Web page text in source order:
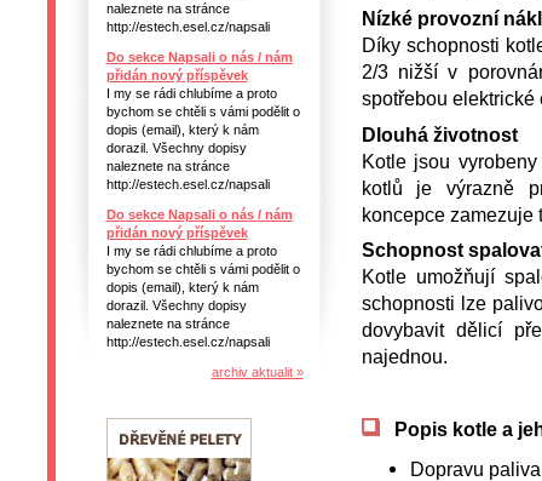
naleznete na stránce
http://estech.esel.cz/napsali
Do sekce Napsali o nás / nám
přidán nový příspěvek
I my se rádi chlubíme a proto
bychom se chtěli s vámi podělit o
dopis (email), který k nám
dorazil. Všechny dopisy
naleznete na stránce
http://estech.esel.cz/napsali
Do sekce Napsali o nás / nám
přidán nový příspěvek
I my se rádi chlubíme a proto
bychom se chtěli s vámi podělit o
dopis (email), který k nám
dorazil. Všechny dopisy
naleznete na stránce
http://estech.esel.cz/napsali
archiv aktualit »
Nízké provozní
Díky schopnosti
2/3 nižší v
spotřebou elektrické
Dlouhá životnost
Kotle jsou
kotlů je výrazně
koncepce zamezuje
Schopnost
Kotle umožňují
schopnosti lze
dovybavit dělicí
najednou.
Popis kotle a
Dopravu